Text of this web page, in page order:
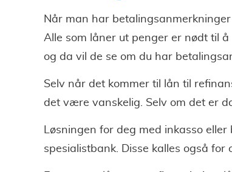
Når man har
Alle som låner ut penger er nødt til
og da vil de se om du har
Selv når det kommer til lån til
det være vanskelig. Selv om det er
Løsningen for deg med inkasso
spesialistbank. Disse kalles også for